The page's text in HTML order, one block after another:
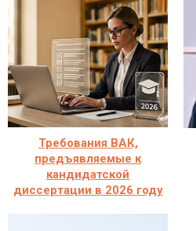
Требования ВАК,
предъявляемые к
кандидатской
диссертации в 2026 году